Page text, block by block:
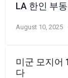
LA 한인 부
August 10, 2025
미군 모지어
다